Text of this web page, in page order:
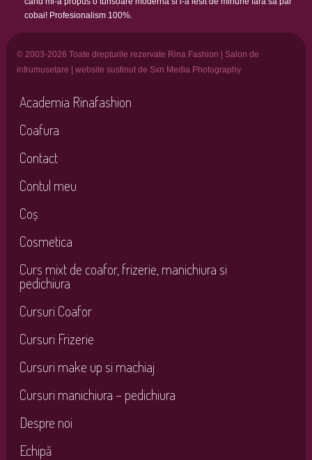
cobai! Profesionalism 100%.
© 2003-2026 Toate drepturile rezervate Rina Fashion | Salon de
infrumusetare | website sustinut de Sxn Media Photography
Academia Rinafashion
Coafura
Contact
Contul meu
Coș
Cosmetica
Curs mixt de coafor, frizerie, manichiura si
pedichiura
Cursuri Coafor
Cursuri Frizerie
Cursuri make up si machiaj
Cursuri manichiura – pedichiura
Despre noi
Echipă